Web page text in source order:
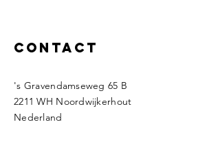
Contact
's Gravendamseweg 65 B
2211 WH Noordwijkerhout
Nederland